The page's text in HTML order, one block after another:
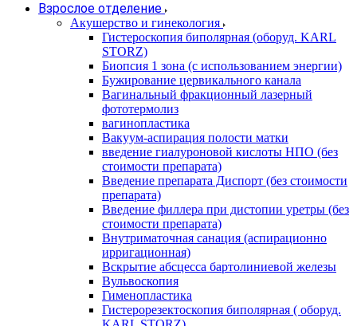
Взрослое отделение
Акушерство и гинекология
Гистероскопия биполярная (оборуд. KARL
STORZ)
Биопсия 1 зона (с использованием энергии)
Бужирование цервикального канала
Вагинальный фракционный лазерный
фототермолиз
вагинопластика
Вакуум-аспирация полости матки
введение гиалуроновой кислоты НПО (без
стоимости препарата)
Введение препарата Диспорт (без стоимости
препарата)
Введение филлера при дистопии уретры (без
стоимости препарата)
Внутриматочная санация (аспирационно
ирригационная)
Вскрытие абсцесса бартолиниевой железы
Вульвоскопия
Гименопластика
Гистерорезектоскопия биполярная ( оборуд.